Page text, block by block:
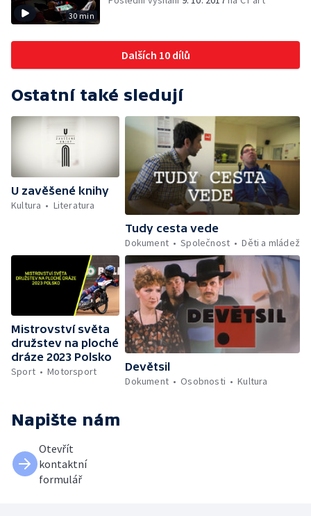
30 min
Dalších 10 dílů
Ostatní také sledují
U zavěšené knihy
Kultura
Literatura
Tudy cesta vede
Dokument
Společnost Děti a mládež
Mistrovství světa
družstev na ploché
dráze 2023 Polsko
Sport
Motorsport
Devětsil
Dokument
Osobnosti Kultura
Napište nám
Otevřít
kontaktní
formulář